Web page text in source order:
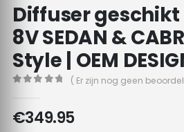
Diffuser geschikt
8V SEDAN &
Style | OEM
( Er zijn nog geen
€349.95